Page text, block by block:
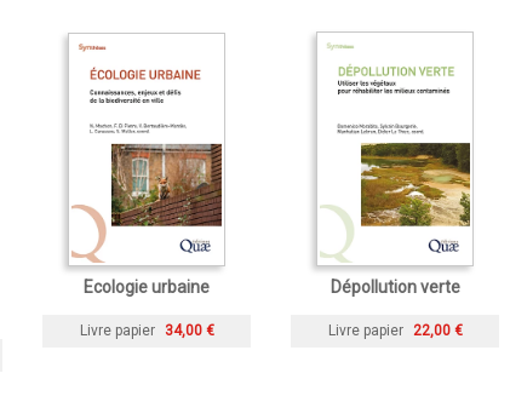
Ecologie urbaine
Livre papier 34,00 €
Dépollution verte
Livre papier 22,00 €